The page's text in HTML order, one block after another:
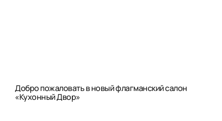
Добро пожаловать в новый флагманский салон
«Кухонный Двор»